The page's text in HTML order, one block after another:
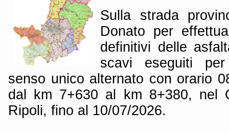
Sulla strada
Donato per
definitivi delle
scavi eseguiti
senso unico alternato con orario
dal km 7+630 al km 8+380, nel
Ripoli, fino al 10/07/2026.